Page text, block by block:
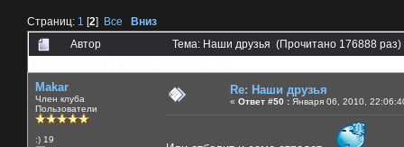
Страниц: 1 [2] Все
Вниз
Автор
Тема: Наши друзья (Прочитано 176888 раз)
Makar
Член клуба
Пользователи
:) 19
Re: Наши друзья
« Ответ #50 : Января 06, 2010,